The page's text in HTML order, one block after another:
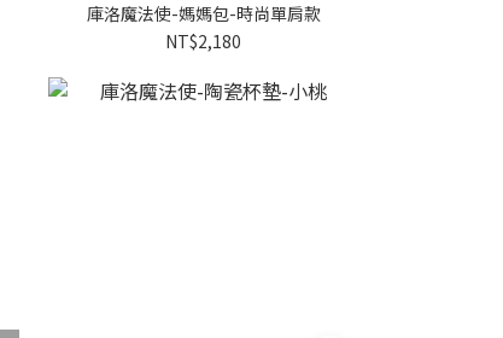
庫洛魔法使-媽媽包-時尚單肩款
NT$2,180